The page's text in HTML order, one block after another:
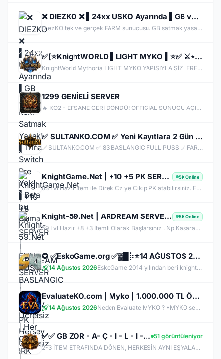
❌ DIEZKO ❌ ▌24xx USKO Ayarında ▌GB ve İtem Satmak Yasak! ▌Trina Switch Pre Yok! ▌Beta bu Cuma
DiezKO tek ve gerçek FARM sunucusu. GB satmak yasak, PUS'ta avantaj sağlayan itemler yok. Trina , Shadow Piece ve Karivdis gibi eşyalar yok, Switch PRE ve türevleri yok. Sadece EMEK ve PK var.
✅[⭐KnightWORLD ▌LIGHT MYKO ▌⭐✅ ⚔️⋆BETA 26 HAZIRAN ⋆⚔️ ✅⚔️KNIGHTWORLD.ONLINE ⚔️ ✅OFFICIAL 3 TEMMUZ✅
KnightWorld Mythoria LIGHT MYKO YAPISIYLA SİZLERE GELİŞTİRİLMİŞ BİR MYKO YAPISINI SUNUYOR CAP 72 OTO MASTER OTO SKILL AÇIK OLACAKTIR BETA 26 HAZIRAN SAAT 20:00 AKTİF OLACAKTIR OFFICIAL 3 TEMMUZ SAAT 20:00 AKTİF OLACAKTIR.
1299 GENİELİ SERVER
🔥 KO2 - EFSANE GERİ DÖNDÜ! OFFICIAL SUNUCU AÇILDI! 🔥 Değerli Şövalyeler, Beklenen an geldi! Yenilenmiş yapısı, hile karşıtı koruma sistemi ve eşit Silk/KC ekonomisiyle **KO2 Official** kapılarını açtı! ⚔️ SUNUCU ÖZELLİKLERİ: - 👑 Version: v1299 / v24xx (Kendi versiyonunuzu yazın) - 🛡️ Anti-Cheat: %100 Hile & Koxp Korumalı Özel Güvenlik - ⚖️ Dengeli Drop & XP Oranları - ⚔️ Aktif CZ / Ardream PK & BDW / JR / Chaos Etkinlikleri - 💎 Canlı Ekonomi & Pazar Sistemi
✅ SULTANKO.COM ✅ Yeni Kayıtlara 2 Gün 500x Drop Bonus! ✅⭐ Pk Farm Server Ücretsiz! ⭐ DELTASOFT⭐
✅ SULTANKO.COM ✅ 83 BASLANGIC FULL PUSS ✅ FARM PK SERVER ✅⭐ 29.05.2026 22:00 OFFICIAL ⭐ DELTASOFT⭐
KnightGame.Net | +10 +5 PK SERVER | FULL PUS BASLANGIC | Hersey Ücretsiz | Her Gün IRK Var 5K Online
83 Lvl Hazır İtem ile Direk Cz ye Cıkıp PK atabilirsiniz. EXP Kas , İtem kas gibi dert yok .
Knight-59.Net | ARDREAM SERVER | HAZIR ITEM PK | Hersey Ücretsiz | 5K Online
59 Lvl Hazir +8 +3 İtemli Olarak Başlarsınız . Np Kasarak +4 ve +9 İtem alabilirsiniz. Yıllardır Açık.
✪ ✅EskoGame.org ✅▓█⡷⭐14 AĞUSTOS 22.00⭐⢾█▓✅ERKEN KAYITA VİP PAKET HEDİYE !✅▓█⡷👉 v25XX FARM 👈
14 Ağustos 2026 EskoGame 2014 yılından beri knight online pvp sektöründe kesintisiz hizmet vermektedir. Aktif sunucuları +1000 Gündür onlinedir, yeni sunucular senede 1 kere açılır, takipde kalın!
EvaluateKO.com | Myko | 1.000.000 TL Ödül Havuzu | Official : 14 Ağustos 2026 -Cuma 21:00!
14 Ağustos 2026 Neden Evaluate MYKO ? •MYKO sektöründe tecrübeli ve güçlü yönetim •Oyuncu geri bildirimlerine önem veren şeffaf yapı •Play to Win odaklı sistem anlayışı •Dengeli ekonomi ve sürdürülebilir oyun yapısı •Uzun soluklu, plansız kapanma riski olmayan sunucu vizyonu ️Neden VACS Client? Evaluate MYKOKO’da VACS Client altyapısı tercih edilmiştir. Bunun başlıca sebepleri: •4K Client EXE desteği ile yüksek stabilite •Uyumlu sistemlerde 1.000+ FPS performans •Virüssüz, temiz ve optimize edilmiş
✅✅ GB ZOR - A- Ç - I - L - I - Y - O - R ✅✅ FARMERLAR ANLADI BİLE !! MYTHKO 20:00 'da ONLİNE ✅✅ 51 görüntüleniyor
2-3 İTEM ETRAFINDA DÖNEN, HERKESİN AYNI EŞYALARLA OYNADIĞI SUNUCULARDAN BIKMADIN MI? MYTHKO'DA YENİ WEAPON BOXLARI, TAKI SİSTEMLERİ, DRAGON ARMOR, PERK STAT, GÖREVLER, FARM ALANLARI VE KAZANÇ DOLU ETKİNLİKLER SENİ BEKLİYOR! ONLİNE KAL, KC KAZAN, KİLL AL PARA KAZAN, CR VE ETKİNLİKLERDEN ÖDÜLLER TOPLA. BİZDE AMAÇ SADECE PUS DEĞİL; UZUN SOLUKLU, EMEK VERDİKÇE KAZANDIĞIN GERÇEK BİR PvP DENEYİMİ!